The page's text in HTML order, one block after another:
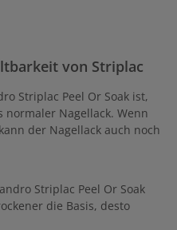
von Striplac
Striplac Peel Or Soak ist,
normaler Nagellack. Wenn
der Nagellack auch noch
Striplac Peel Or Soak
die Basis, desto